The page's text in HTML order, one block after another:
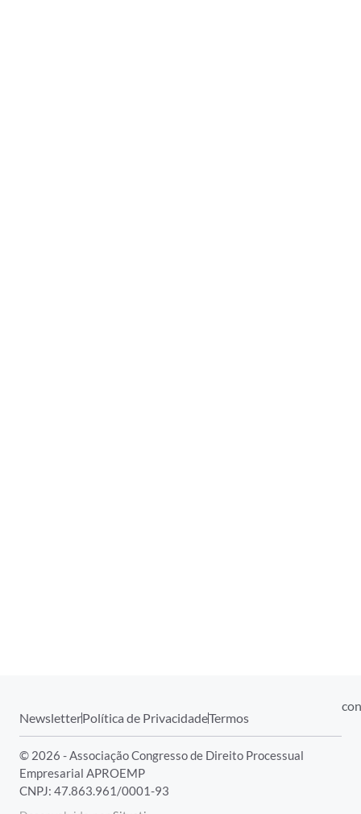
NewsletterPolítica de PrivacidadeTermos
© 2026 - Associação Congresso de Direito Processual
Empresarial APROEMP
CNPJ: 47.863.961/0001-93